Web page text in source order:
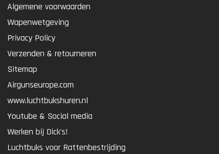
Algemene voorwaarden
Wapenwetgeving
Privacy Policy
Verzenden & retourneren
Sitemap
Airgunseurope.com
www.luchtbukshuren.nl
Youtube & Social media
Werken bij Dick's!
Luchtbuks voor Rattenbestrijding